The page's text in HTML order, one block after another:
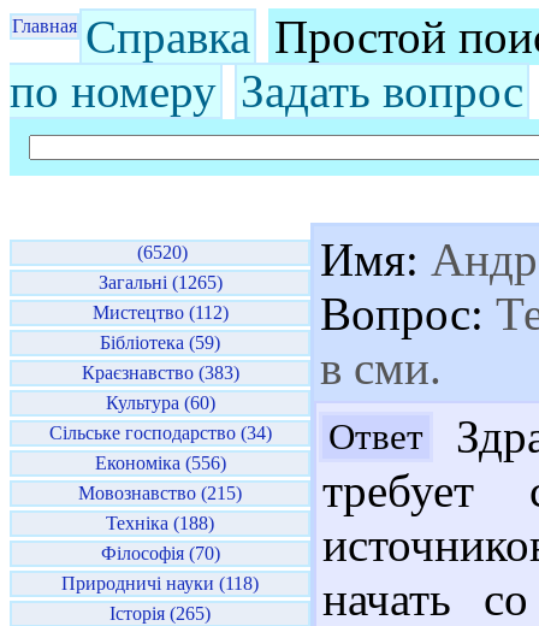
Главная Справка Простой
по номеру Задать вопрос
(6520)
Загальні (1265)
Мистецтво (112)
Бібліотека (59)
Краєзнавство (383)
Культура (60)
Сільське господарство (34)
Економіка (556)
Мовознавство (215)
Техніка (188)
Філософія (70)
Природничі науки (118)
Історія (265)
Имя:
Вопрос:
в сми.
Ответ
требует
начать